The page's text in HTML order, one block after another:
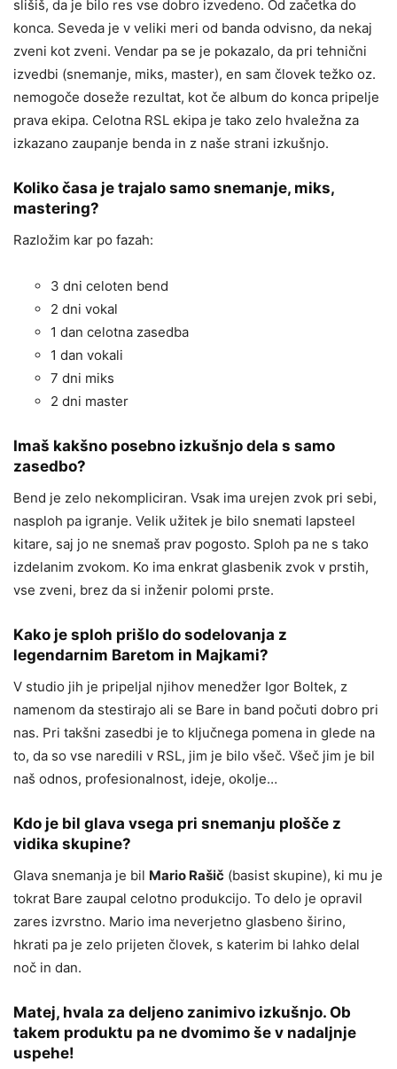
slišiš, da je bilo res vse dobro izvedeno. Od začetka do
konca. Seveda je v veliki meri od banda odvisno, da nekaj
zveni kot zveni. Vendar pa se je pokazalo, da pri tehnični
izvedbi (snemanje, miks, master), en sam človek težko oz.
nemogoče doseže rezultat, kot če album do konca pripelje
prava ekipa. Celotna RSL ekipa je tako zelo hvaležna za
izkazano zaupanje benda in z naše strani izkušnjo.
Koliko časa je trajalo samo snemanje, miks,
mastering?
Razložim kar po fazah:
3 dni celoten bend
2 dni vokal
1 dan celotna zasedba
1 dan vokali
7 dni miks
2 dni master
Imaš kakšno posebno izkušnjo dela s samo
zasedbo?
Bend je zelo nekompliciran. Vsak ima urejen zvok pri sebi,
nasploh pa igranje. Velik užitek je bilo snemati lapsteel
kitare, saj jo ne snemaš prav pogosto. Sploh pa ne s tako
izdelanim zvokom. Ko ima enkrat glasbenik zvok v prstih,
vse zveni, brez da si inženir polomi prste.
Kako je sploh prišlo do sodelovanja z
legendarnim Baretom in Majkami?
V studio jih je pripeljal njihov menedžer Igor Boltek, z
namenom da stestirajo ali se Bare in band počuti dobro pri
nas. Pri takšni zasedbi je to ključnega pomena in glede na
to, da so vse naredili v RSL, jim je bilo všeč. Všeč jim je bil
naš odnos, profesionalnost, ideje, okolje…
Kdo je bil glava vsega pri snemanju plošče z
vidika skupine?
Glava snemanja je bil Mario Rašič (basist skupine), ki mu je
tokrat Bare zaupal celotno produkcijo. To delo je opravil
zares izvrstno. Mario ima neverjetno glasbeno širino,
hkrati pa je zelo prijeten človek, s katerim bi lahko delal
noč in dan.
Matej, hvala za deljeno zanimivo izkušnjo. Ob
takem produktu pa ne dvomimo še v nadaljnje
uspehe!